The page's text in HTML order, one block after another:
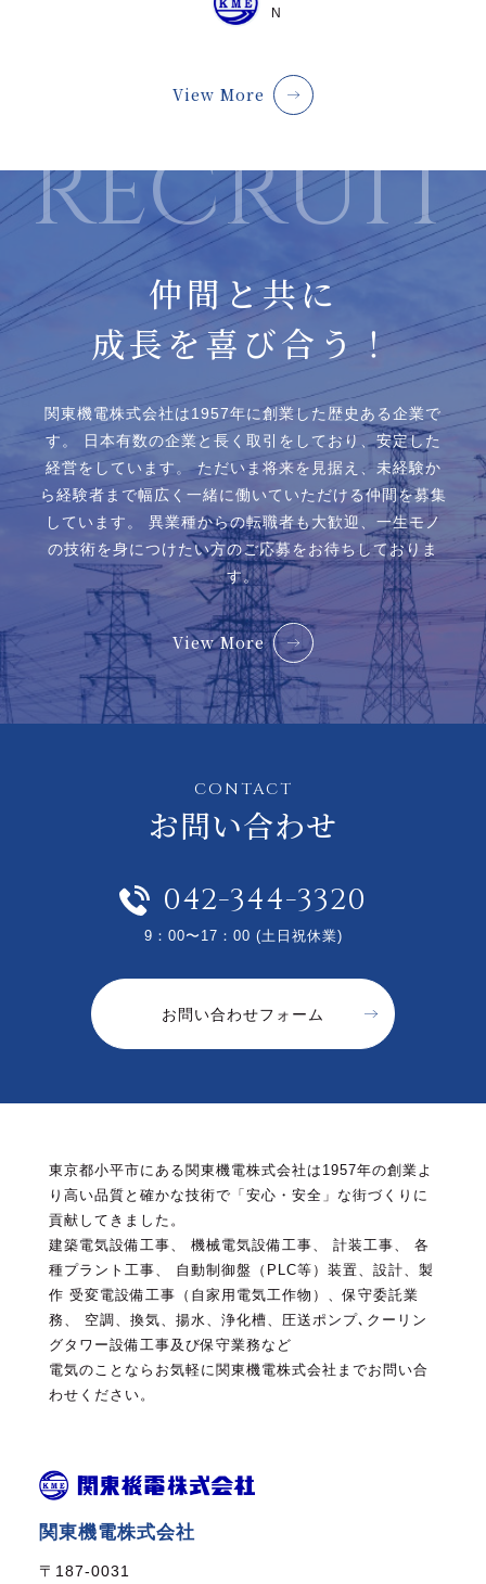
N
View More
仲間と共に
成長を喜び合う！
関東機電株式会社は1957年に創業した歴史ある企業で
す。
日本有数の企業と⻑く取引をしており、安定した
経営をしています。ただいま将来を見据え、未経験か
ら経験者まで幅広く一緒に働いていただける仲間を募集
しています。
異業種からの転職者も大歓迎、一生モノ
の技術を身につけたい方のご応募をお待ちしておりま
す。
View More
CONTACT
お問い合わせ
042-344-3320
9：00〜17：00 (土日祝休業)
お問い合わせフォーム
東京都小平市にある関東機電株式会社は1957年の創業よ
り高い品質と確かな技術で「安心・安全」な街づくりに
貢献してきました。
建築電気設備工事、 機械電気設備工事、 計装工事、 各
種プラント工事、 自動制御盤（PLC等）装置、設計、製
作 受変電設備工事（自家用電気工作物）、保守委託業
務、 空調、換気、揚水、浄化槽、圧送ポンプ､クーリン
グタワー設備工事及び保守業務など
電気のことならお気軽に関東機電株式会社までお問い合
わせください。
関東機電株式会社
〒187-0031